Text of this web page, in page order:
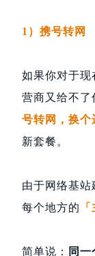
1）携号转网
如果你对于现
营商又给不了
号转网，换个
新套餐。
由于网络基站
每个地方的
简单说：
同